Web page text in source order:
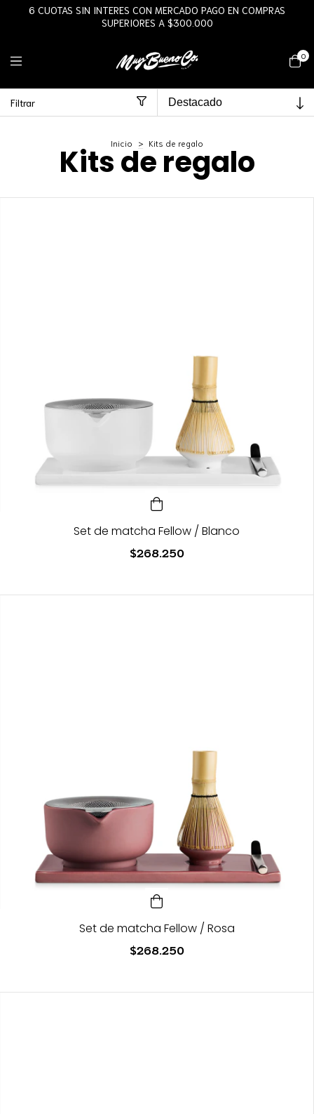
6 CUOTAS SIN INTERES CON MERCADO PAGO EN COMPRAS
SUPERIORES A $300.000
0
Filtrar
Inicio > Kits de regalo
Kits de regalo
Set de matcha Fellow / Blanco
$268.250
Set de matcha Fellow / Rosa
$268.250